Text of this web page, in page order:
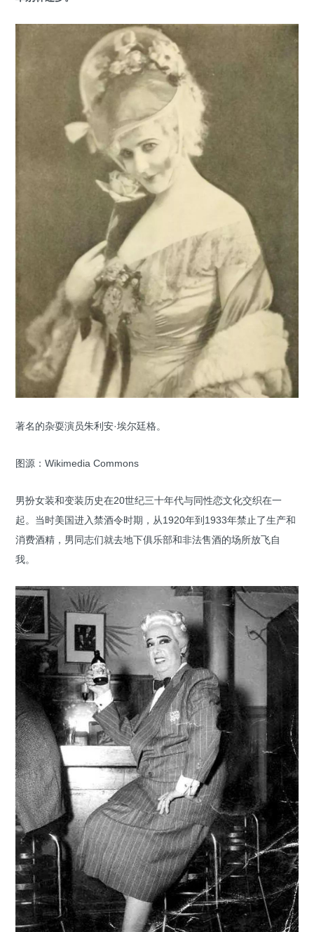
著名的杂耍演员朱利安·埃尔廷格。
图源：Wikimedia Commons
男扮女装和变装历史在20世纪三十年代与同性恋文化交织在一
起。当时美国进入禁酒令时期，从1920年到1933年禁止了生产和
消费酒精，男同志们就去地下俱乐部和非法售酒的场所放飞自
我。